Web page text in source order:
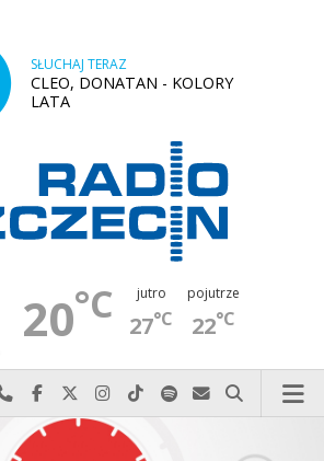
SŁUCHAJ TERAZ
CLEO, DONATAN - KOLORY
LATA
20°C jutro
27°C
pojutrze
22°C
Najlepiej po prostu do nas zadzwoń
Odwiedź nas na Facebook-u
Odwiedź nas na X
Odwiedź nas na Instagram-ie
Odwiedź nas na TikTok-u
Szukaj nas na Spotify
Wyślij do nas
Szukaj